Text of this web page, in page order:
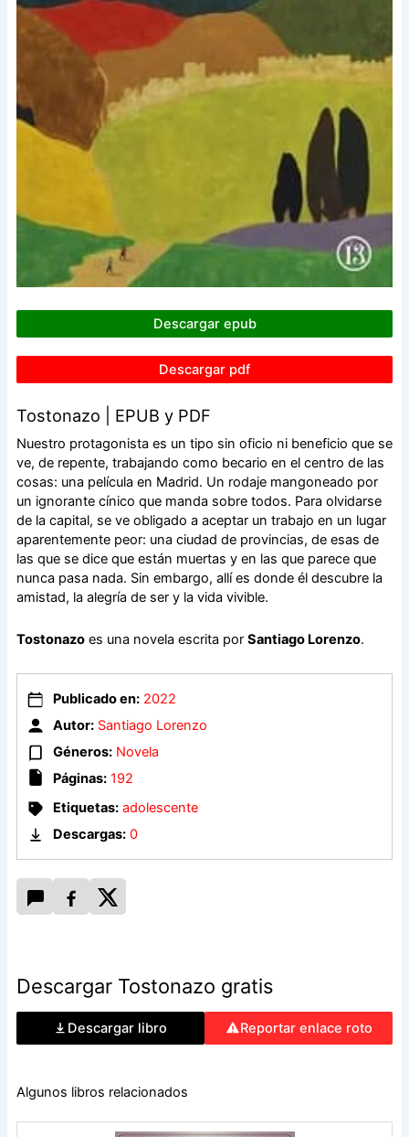
Descargar epub
Descargar pdf
Tostonazo | EPUB y PDF
Nuestro protagonista es un tipo sin oficio ni beneficio que se
ve, de repente, trabajando como becario en el centro de las
cosas: una película en Madrid. Un rodaje mangoneado por
un ignorante cínico que manda sobre todos. Para olvidarse
de la capital, se ve obligado a aceptar un trabajo en un lugar
aparentemente peor: una ciudad de provincias, de esas de
las que se dice que están muertas y en las que parece que
nunca pasa nada. Sin embargo, allí es donde él descubre la
amistad, la alegría de ser y la vida vivible.
Tostonazoes una novela escrita por Santiago Lorenzo.
Publicado en: 2022
Autor: Santiago Lorenzo
Géneros: Novela
Páginas: 192
Etiquetas: adolescente
Descargas: 0
Descargar Tostonazo gratis
Descargar libro Reportar enlace roto
Algunos libros relacionados